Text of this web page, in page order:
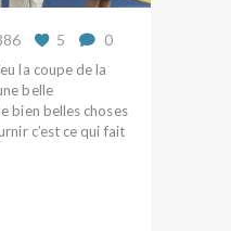
5 0
la coupe de la
belle
bien belles choses
c’est ce qui fait